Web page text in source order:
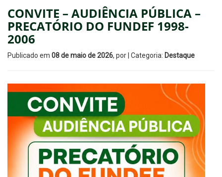
CONVITE – AUDIÊNCIA PÚBLICA –
PRECATÓRIO DO FUNDEF 1998-
2006
Publicado em 08 de maio de 2026, por | Categoria: Destaque